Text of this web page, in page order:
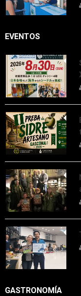
EVENTOS
GASTRONOMÍA